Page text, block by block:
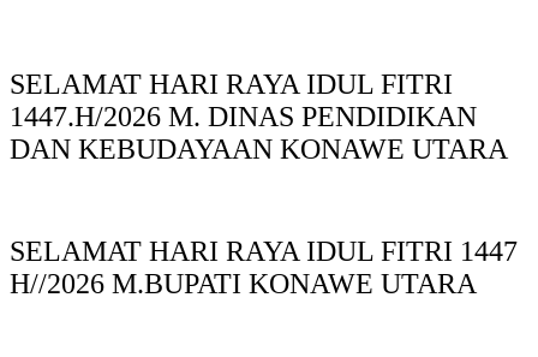
SELAMAT HARI RAYA IDUL FITRI
1447.H/2026 M. DINAS PENDIDIKAN
DAN KEBUDAYAAN KONAWE UTARA
SELAMAT HARI RAYA IDUL FITRI 1447
H//2026 M.BUPATI KONAWE UTARA